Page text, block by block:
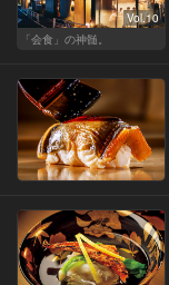
Vol.10
「会食」の神髄。